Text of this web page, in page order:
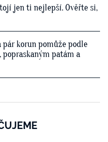
jen ti nejlepší. Ověřte si,
korun pomůže podle
patám a